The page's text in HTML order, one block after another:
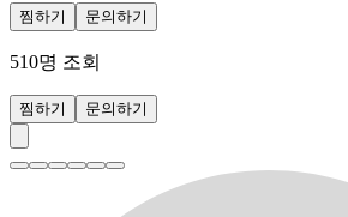
찜하기 문의하기
510명 조회
찜하기 문의하기